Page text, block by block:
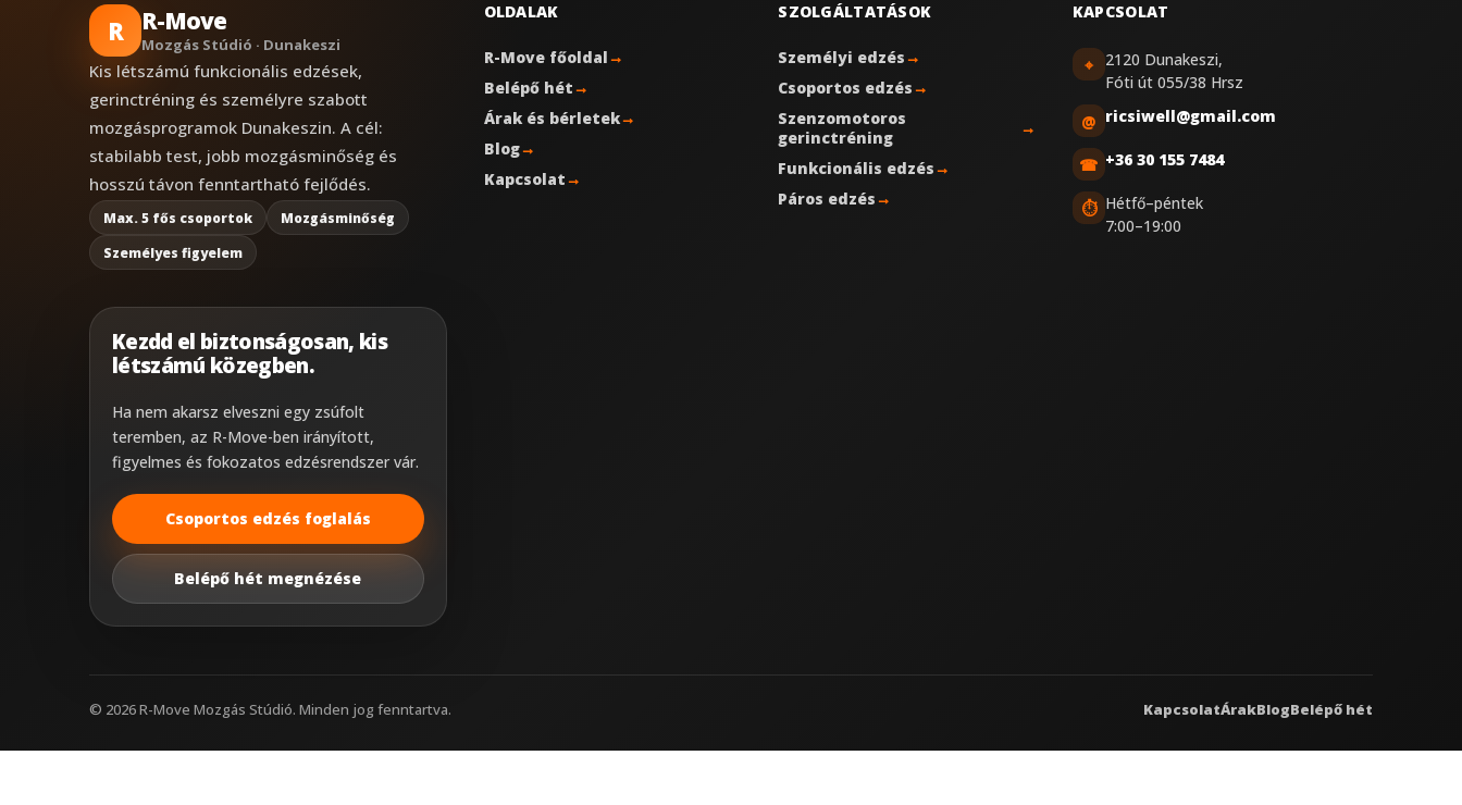
R R-Move
Mozgás Stúdió · Dunakeszi
Kis létszámú funkcionális edzések,
gerinctréning és személyre szabott
mozgásprogramok Dunakeszin. A cél:
stabilabb test, jobb mozgásminőség és
hosszú távon fenntartható fejlődés.
Max. 5 fős csoportok
Mozgásminőség
Személyes figyelem
OLDALAK
R-Move főoldal→
Belépő hét→
Árak és bérletek→
Blog→
Kapcsolat→
SZOLGÁLTATÁSOK
Személyi edzés→
Csoportos edzés→
Szenzomotoros
gerinctréning
→
Funkcionális edzés→
Páros edzés→
KAPCSOLAT
⌖ 2120 Dunakeszi,
Fóti út 055/38 Hrsz
@ ricsiwell@gmail.com
☎ +36 30 155 7484
⏱ Hétfő–péntek
7:00–19:00
Kezdd el biztonságosan, kis
létszámú közegben.
Ha nem akarsz elveszni egy zsúfolt
teremben, az R-Move-ben irányított,
figyelmes és fokozatos edzésrendszer vár.
Csoportos edzés foglalás
Belépő hét megnézése
© 2026R-Move Mozgás Stúdió. Minden jog fenntartva. KapcsolatÁrakBlogBelépő hét